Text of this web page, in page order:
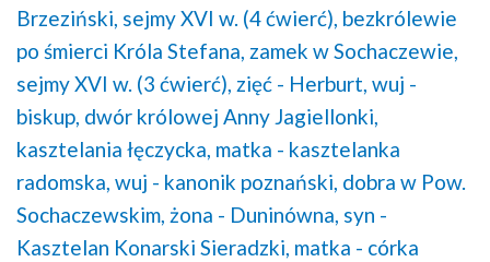
Brzeziński, sejmy XVI w. (4 ćwierć), bezkrólewie
po śmierci Króla Stefana, zamek w Sochaczewie,
sejmy XVI w. (3 ćwierć), zięć - Herburt, wuj -
biskup, dwór królowej Anny Jagiellonki,
kasztelania łęczycka, matka - kasztelanka
radomska, wuj - kanonik poznański, dobra w Pow.
Sochaczewskim, żona - Duninówna, syn -
Kasztelan Konarski Sieradzki, matka - córka